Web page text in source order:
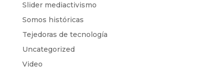
Slider mediactivismo
Somos históricas
Tejedoras de tecnología
Uncategorized
Video